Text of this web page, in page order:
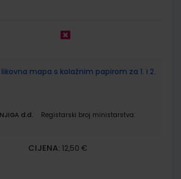
likovna mapa s kolažnim papirom za 1. i 2.
d.d.
Registarski broj ministarstva:
CIJENA: 12,50 €